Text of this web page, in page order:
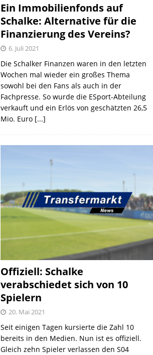
Ein Immobilienfonds auf
Schalke: Alternative für die
Finanzierung des Vereins?
6. Juli 2021
Die Schalker Finanzen waren in den letzten
Wochen mal wieder ein großes Thema
sowohl bei den Fans als auch in der
Fachpresse. So wurde die ESport-Abteilung
verkauft und ein Erlös von geschätzten 26,5
Mio. Euro [...]
Offiziell: Schalke
verabschiedet sich von 10
Spielern
20. Mai 2021
Seit einigen Tagen kursierte die Zahl 10
bereits in den Medien. Nun ist es offiziell.
Gleich zehn Spieler verlassen den S04